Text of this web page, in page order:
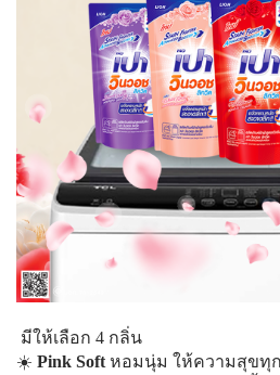
มีให้เลือก 4 กลิ่น
☀️ Pink Soft หอมนุ่ม ให้ความสุขทุ